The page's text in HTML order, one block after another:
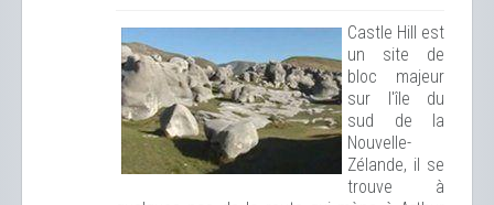
Castle Hill est
un site de
bloc majeur
sur l'île du
sud de la
Nouvelle-
Zélande, il se
trouve à